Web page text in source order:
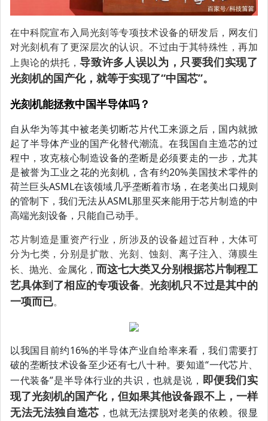
在中科院宣布入局光刻等专项技术设备的研发后，网友们
对光刻机有了更深层次的认识。不过由于其特殊性，再加
上舆论的烘托，导致许多人误以为，只要我们实现了
光刻机的国产化，就等于实现了“中国芯”。
光刻机能拯救中国半导体吗？
自从华为等其中被老美切断芯片代工来源之后，国内就掀
起了半导体产业的国产化替代潮流。在我国自主造芯的过
程中，攻克核心制造设备的垄断是必须要走的一步，尤其
是被誉为工业之花的光刻机，含有约20%美国技术零件的
荷兰巨头ASML在该领域几乎垄断着市场，在老美出口规则
的管制下，我们无法从ASML那里买来能用于芯片制造的中
高端光刻设备，只能自己动手。
芯片制造是重资产行业，所涉及的设备超过百种，大体可
分为七类，分别是扩散、光刻、蚀刻、离子注入、薄膜生
长、抛光、金属化， 而这七大类又分别根据芯片制程工
艺具体到了相应的专项设备。光刻机只不过是其中的
一项而已。
以我国目前约16%的半导体产业自给率来看，我们需要打
破的垄断技术设备至少还有七八十种。要知道“一代芯片、
一代装备”是半导体行业的共识，也就是说， 即便我们实
现了光刻机的国产化，但如果其他设备跟不上，一样
无法无法独自造芯 ，也就无法摆脱对老美的依赖。很显